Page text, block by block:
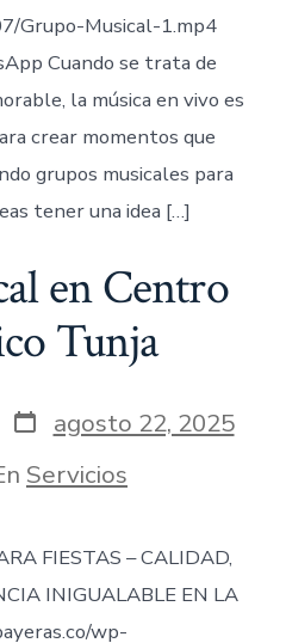
Grupo-Musical-1.mp4
Cuando se trata de
la música en vivo es
crear momentos que
grupos musicales para
tener una idea […]
en Centro
Tunja
Fecha
de
publicación
agosto 22, 2025
Servicios
FIESTAS – CALIDAD,
INIGUALABLE EN LA
wp-